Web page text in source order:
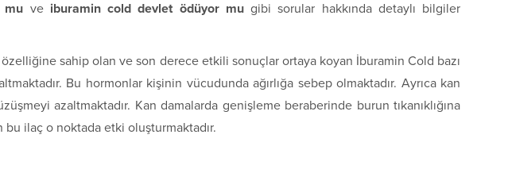
mu ve iburamin cold devlet ödüyor mugibi sorular hakkında detaylı bilgiler
sahip olan ve son derece etkili sonuçlar ortaya koyan İburamin Cold bazı
Bu hormonlar kişinin vücudunda ağırlığa sebep olmaktadır. Ayrıca kan
azaltmaktadır. Kan damalarda genişleme beraberinde burun tıkanıklığına
ilaç o noktada etki oluşturmaktadır.